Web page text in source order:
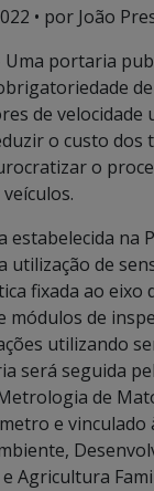
• por João
Uma portaria
de velocidade
o custo dos
o
estabelecida na
utilização de
fixada ao eixo
módulos de
utilizando
será seguida
de
e vinculado
Agricultura